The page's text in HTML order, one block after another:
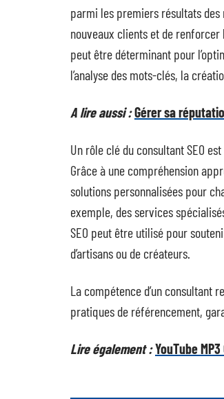
parmi les premiers résultats
nouveaux clients et de renforcer
peut être déterminant pour
l’analyse des mots-clés, la
A lire aussi :Gérer sa
Un rôle clé du consultant SEO
Grâce à une compréhension
solutions personnalisées pour
exemple, des services
SEO peut être utilisé pour
d’artisans ou de créateurs.
La compétence d’un consultant
pratiques de référencement,
Lire également :YouTube